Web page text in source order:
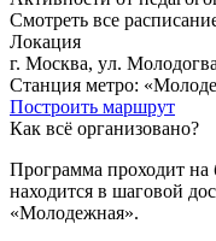
Смотреть все
Локация
г. Москва, yл.
Станция метро:
Построить маршрут
Как всё организовано?
Программа проходит
находится в шаговой
«Молодежная».